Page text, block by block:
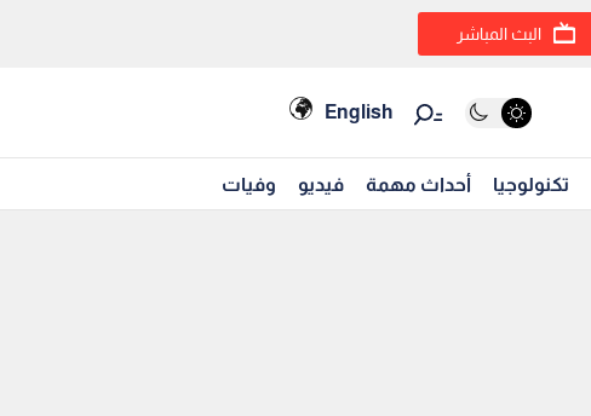
البث المباشر
English
تكنولوجيا أحداث مهمة فيديو وفيات